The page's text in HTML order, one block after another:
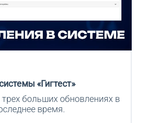
«Гигтест»
больших обновлениях в
время.